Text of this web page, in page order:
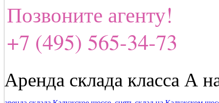
Позвоните агенту!
+7 (495) 565-34-73
Аренда склада класса А